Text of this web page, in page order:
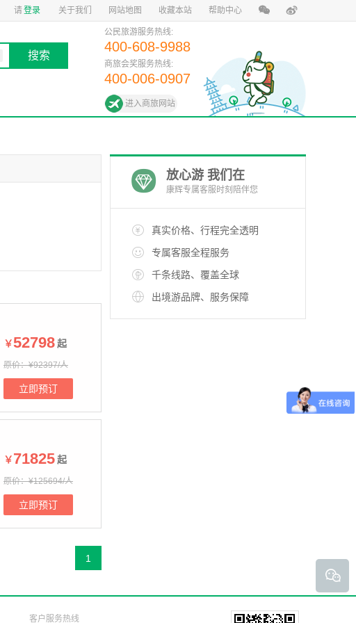
请登录 关于我们 网站地图 收藏本站 帮助中心
搜索
公民旅游服务热线:
400-608-9988
商旅会奖服务热线:
400-006-0907
进入商旅网站
￥52798起
原价：¥92397/人
立即预订
￥71825起
原价：¥125694/人
立即预订
1
放心游 我们在
康辉专属客服时刻陪伴您
真实价格、行程完全透明
专属客服全程服务
千条线路、覆盖全球
出境游品牌、服务保障
客户服务热线